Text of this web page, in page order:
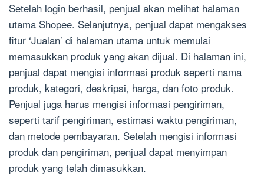
Setelah login berhasil, penjual akan melihat halaman
utama Shopee. Selanjutnya, penjual dapat mengakses
fitur ‘Jualan’ di halaman utama untuk memulai
memasukkan produk yang akan dijual. Di halaman ini,
penjual dapat mengisi informasi produk seperti nama
produk, kategori, deskripsi, harga, dan foto produk.
Penjual juga harus mengisi informasi pengiriman,
seperti tarif pengiriman, estimasi waktu pengiriman,
dan metode pembayaran. Setelah mengisi informasi
produk dan pengiriman, penjual dapat menyimpan
produk yang telah dimasukkan.